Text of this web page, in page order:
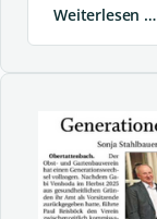
Weiterlesen …